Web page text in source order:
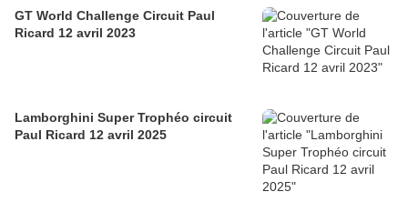
GT World Challenge Circuit Paul
Ricard 12 avril 2023
Lamborghini Super Trophéo circuit
Paul Ricard 12 avril 2025